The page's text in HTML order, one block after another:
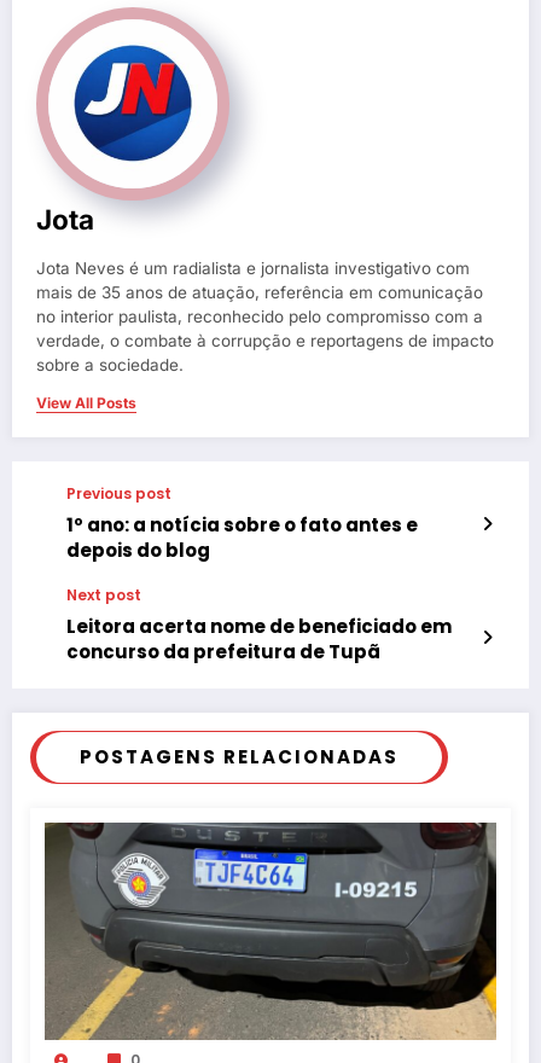
Jota
Jota Neves é um radialista e jornalista investigativo com
mais de 35 anos de atuação, referência em comunicação
no interior paulista, reconhecido pelo compromisso com a
verdade, o combate à corrupção e reportagens de impacto
sobre a sociedade.
View All Posts
Previous post
1º ano: a notícia sobre o fato antes e
depois do blog
Next post
Leitora acerta nome de beneficiado em
concurso da prefeitura de Tupã
POSTAGENS RELACIONADAS